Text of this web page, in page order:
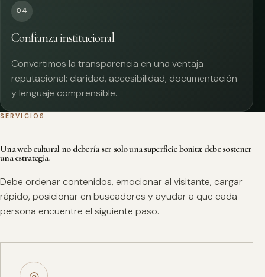
04
Confianza institucional
Convertimos la transparencia en una ventaja
reputacional: claridad, accesibilidad, documentación
y lenguaje comprensible.
SERVICIOS
Una web cultural no debería ser solo una superficie bonita: debe sostener
una estrategia.
Debe ordenar contenidos, emocionar al visitante, cargar
rápido, posicionar en buscadores y ayudar a que cada
persona encuentre el siguiente paso.